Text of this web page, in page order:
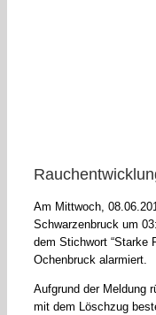
Am Mittwoch,
Schwarzenbruck um
dem Stichwort “Starke
Ochenbruck alarmiert.
Aufgrund der Meldung
mit dem Löschzug